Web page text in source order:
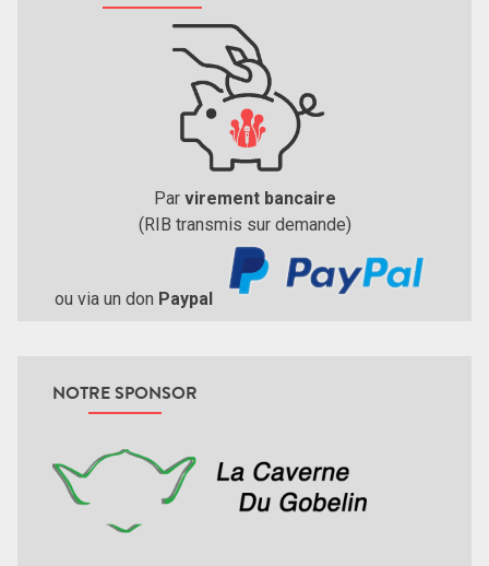
Par virement bancaire
(RIB transmis sur demande)
ou via un don Paypal
NOTRE SPONSOR